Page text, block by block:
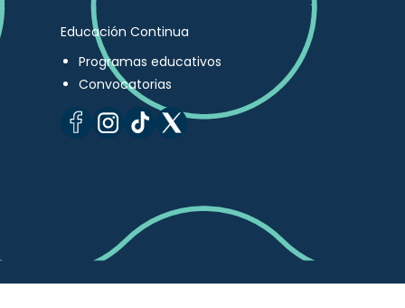
Educación Continua
Programas educativos
Convocatorias